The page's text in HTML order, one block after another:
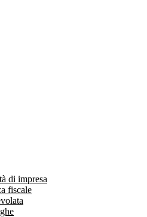
di impresa
fiscale